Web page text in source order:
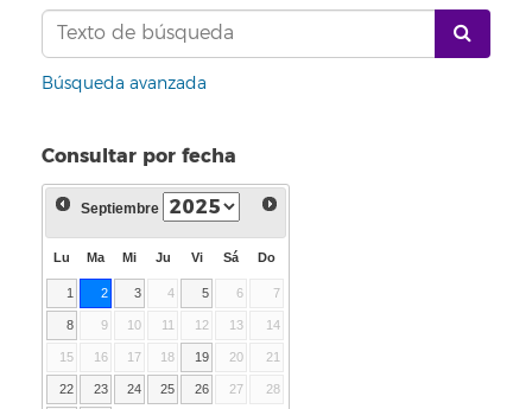
Búsqueda avanzada
Consultar por fecha
Septiembre
Lu Ma Mi Ju Vi Sá Do
1 2 3 4 5 6 7
8 9 10 11 12 13 14
15 16 17 18 19 20 21
22 23 24 25 26 27 28